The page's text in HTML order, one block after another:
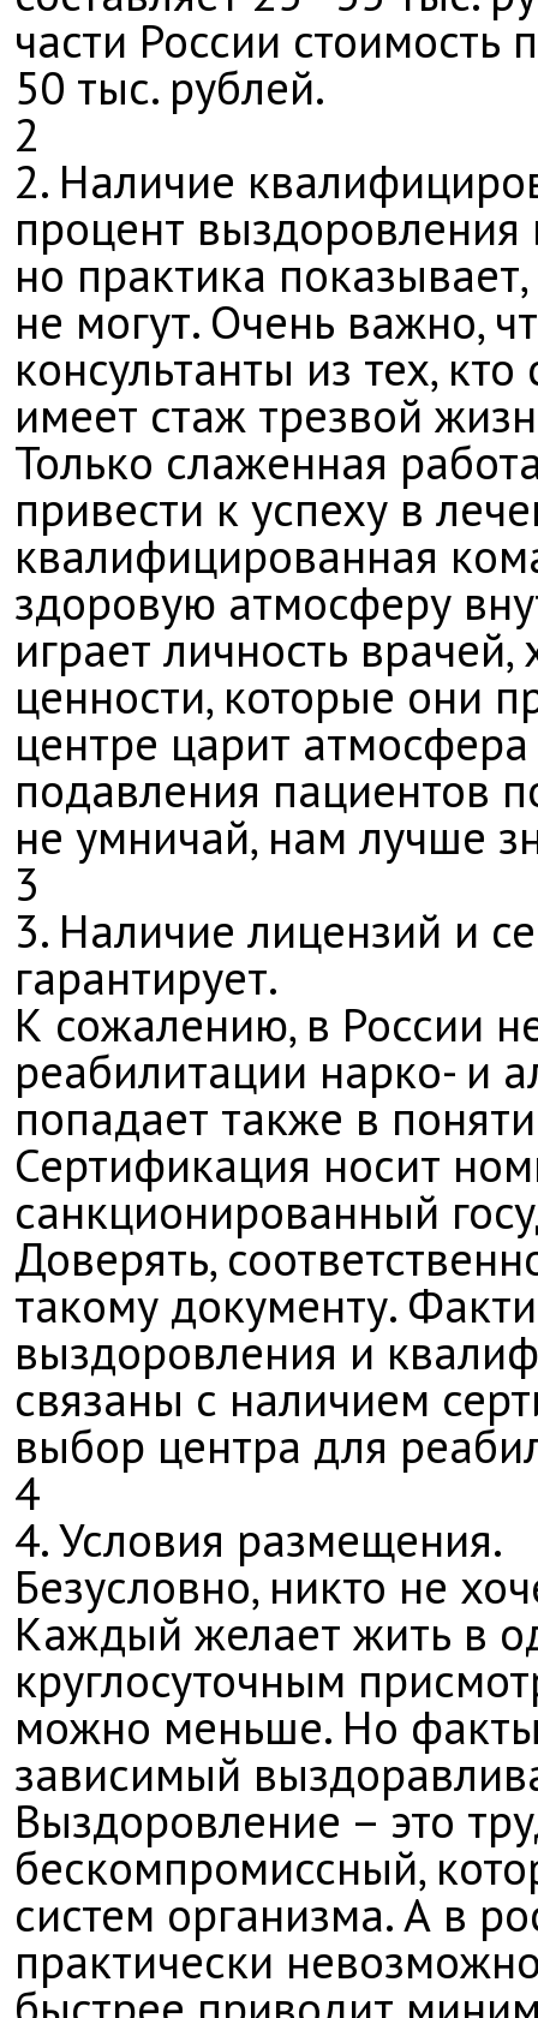
части России стоимость
50 тыс. рублей.
2
2. Наличие
процент выздоровления
но практика
не могут. Очень важно,
консультанты из тех,
имеет стаж трезвой
Только слаженная
привести к успеху в
квалифицированная
здоровую атмосферу
играет личность
ценности, которые они
центре царит
подавления пациентов
не умничай, нам лучше
3
3. Наличие лицензий и
гарантирует.
К сожалению, в России
реабилитации нарко- и
попадает также в
Сертификация носит
санкционированный
Доверять,
такому документу.
выздоровления и
связаны с наличием
выбор центра для
4
4. Условия размещения.
Безусловно, никто не
Каждый желает жить в
круглосуточным
можно меньше. Но
зависимый
Выздоровление – это
бескомпромиссный,
систем организма. А в
практически